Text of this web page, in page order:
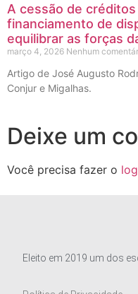
A cessão de
financiamento de
equilibrar as forças
março 4, 2026 Nenhum
Artigo de José Augusto
Conjur e Migalhas.
Deixe um
Você precisa fazer o
Eleito em 2019 um dos